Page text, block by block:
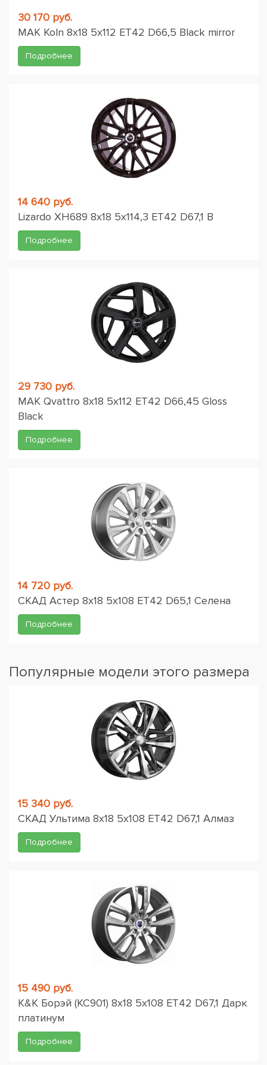
30 170 руб.
MAK Koln 8x18 5x112 ET42 D66,5 Black mirror
Подробнее
14 640 руб.
Lizardo XH689 8x18 5x114,3 ET42 D67,1 B
Подробнее
29 730 руб.
MAK Qvattro 8x18 5x112 ET42 D66,45 Gloss
Black
Подробнее
14 720 руб.
СКАД Астер 8x18 5x108 ET42 D65,1 Селена
Подробнее
Популярные модели этого размера
15 340 руб.
СКАД Ультима 8x18 5x108 ET42 D67,1 Алмаз
Подробнее
15 490 руб.
K&K Борэй (КС901) 8x18 5x108 ET42 D67,1 Дарк
платинум
Подробнее